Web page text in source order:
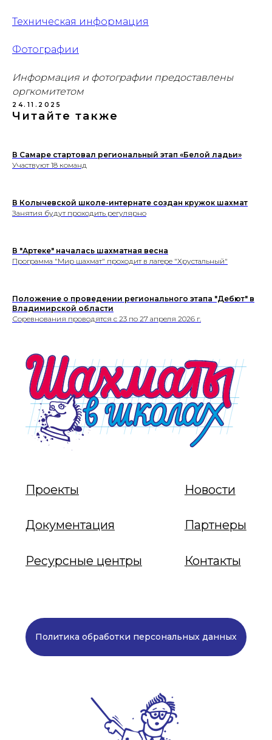
Техническая информация
Фотографии
Информация и фотографии предоставлены
оргкомитетом
24.11.2025
Читайте также
В Самаре стартовал региональный этап «Белой ладьи»
Участвуют 18 команд
В Колычевской школе-интернате создан кружок шахмат
Занятия будут проходить регулярно
В "Артеке" началась шахматная весна
Программа "Мир шахмат" проходит в лагере "Хрустальный"
Положение о проведении регионального этапа "Дебют" в
Владимирской области
Соревнования проводятся с 23 по 27 апреля 2026 г.
Проекты
Документация
Политика обработки персональных данных